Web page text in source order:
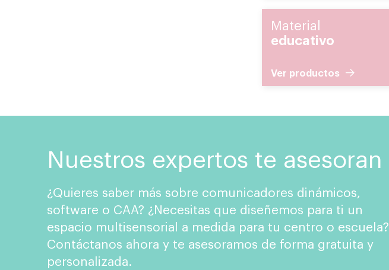
Material
educativo
Ver productos
Nuestros expertos te asesoran
¿Quieres saber más sobre comunicadores dinámicos,
software o CAA? ¿Necesitas que diseñemos para ti un
espacio multisensorial a medida para tu centro o escuela?
Contáctanos ahora y te asesoramos de forma gratuita y
personalizada.